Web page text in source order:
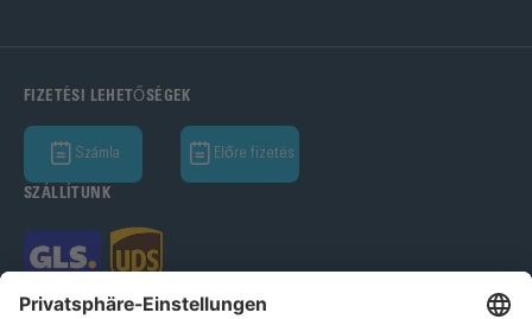
FIZETÉSI LEHETŐSÉGEK
Számla Előre fizetés
SZÁLLÍTUNK